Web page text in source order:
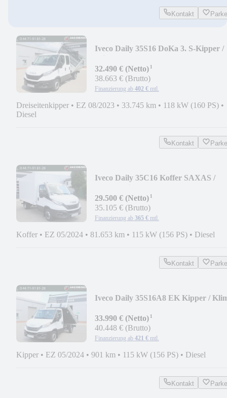
Kontakt
Iveco Daily 35S16 DoKa 3. S-Kipper /
32.490 € (Netto)¹
38.663 € (Brutto)
Finanzierung ab 402 € mtl.
Dreiseitenkipper • EZ 08/2023 • 33.745 km • 118 kW (160 PS) •
Diesel
Kontakt
Iveco Daily 35C16 Koffer SAXAS /
29.500 € (Netto)¹
35.105 € (Brutto)
Finanzierung ab 365 € mtl.
Koffer • EZ 05/2024 • 81.653 km • 115 kW (156 PS) • Diesel
Kontakt
Iveco Daily 35S16A8 EK Kipper /
33.990 € (Netto)¹
40.448 € (Brutto)
Finanzierung ab 421 € mtl.
Kipper • EZ 05/2024 • 901 km • 115 kW (156 PS) • Diesel
Kontakt